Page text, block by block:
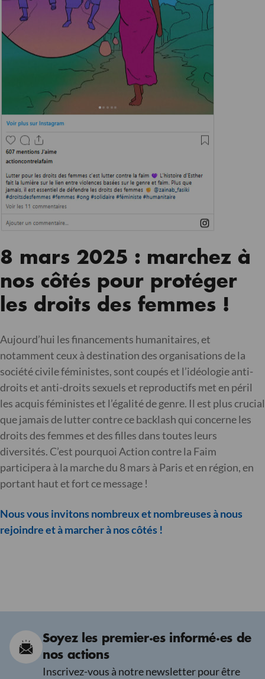
8 mars 2025 : marchez à
nos côtés pour protéger
les droits des femmes !
Aujourd’hui les financements humanitaires, et
notamment ceux à destination des organisations de la
société civile féministes, sont coupés et l’idéologie anti­-
droits et anti­-droits sexuels et reproductifs met en péril
les acquis féministes et l’égalité de genre. Il est plus crucial
que jamais de lutter contre ce backlash qui concerne les
droits des femmes et des filles dans toutes leurs
diversités. C’est pourquoi Action contre la Faim
participera à la marche du 8 mars à Paris et en région, en
portant haut et fort ce message !
Nous vous invitons nombreux et nombreuses à nous
rejoindre et à marcher à nos côtés !
Soyez les premier·es informé·es de
nos actions
Inscrivez-vous à notre newsletter pour être